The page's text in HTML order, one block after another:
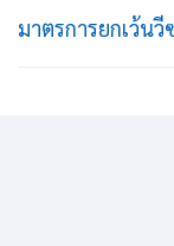
มาตรการยกเว้น